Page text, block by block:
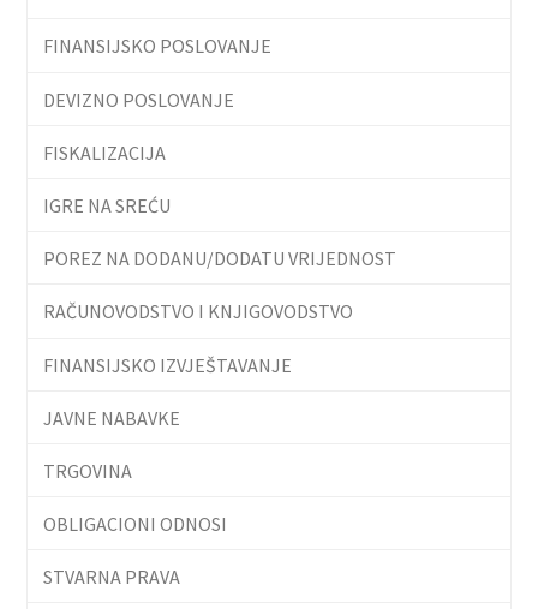
FINANSIJSKO POSLOVANJE
DEVIZNO POSLOVANJE
FISKALIZACIJA
IGRE NA SREĆU
POREZ NA DODANU/DODATU VRIJEDNOST
RAČUNOVODSTVO I KNJIGOVODSTVO
FINANSIJSKO IZVJEŠTAVANJE
JAVNE NABAVKE
TRGOVINA
OBLIGACIONI ODNOSI
STVARNA PRAVA